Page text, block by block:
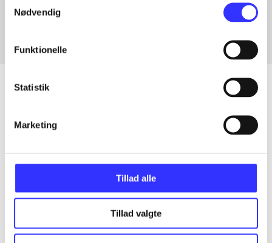
Nødvendig
Funktionelle
Statistik
Marketing
Tillad alle
Tillad valgte
Artikler